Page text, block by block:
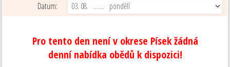
Datum:
Pro tento den není v okrese Písek žádná
denní nabídka obědů k dispozici!